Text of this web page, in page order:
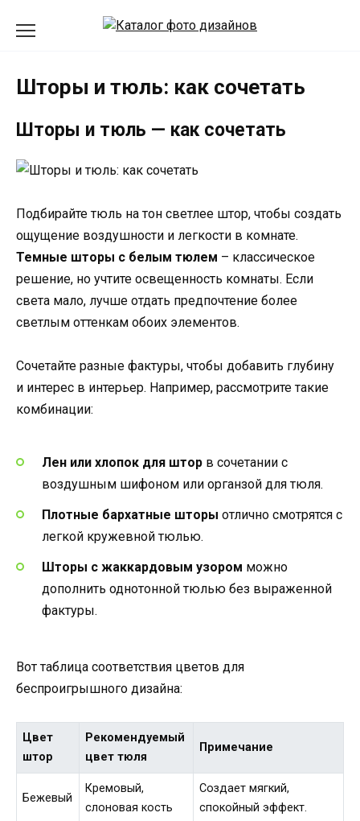
Шторы и тюль: как сочетать
Шторы и тюль — как сочетать
Подбирайте тюль на тон светлее штор, чтобы создать
ощущение воздушности и легкости в комнате.
Темные шторы с белым тюлем – классическое
решение, но учтите освещенность комнаты. Если
света мало, лучше отдать предпочтение более
светлым оттенкам обоих элементов.
Сочетайте разные фактуры, чтобы добавить глубину
и интерес в интерьер. Например, рассмотрите такие
комбинации:
Лен или хлопок для штор в сочетании с
воздушным шифоном или органзой для тюля.
Плотные бархатные шторы отлично смотрятся с
легкой кружевной тюлью.
Шторы с жаккардовым узором можно
дополнить однотонной тюлью без выраженной
фактуры.
Вот таблица соответствия цветов для
беспроигрышного дизайна:
Цвет
штор
Рекомендуемый
цвет тюля
Примечание
Бежевый
Кремовый,
слоновая кость
Создает мягкий,
спокойный эффект.